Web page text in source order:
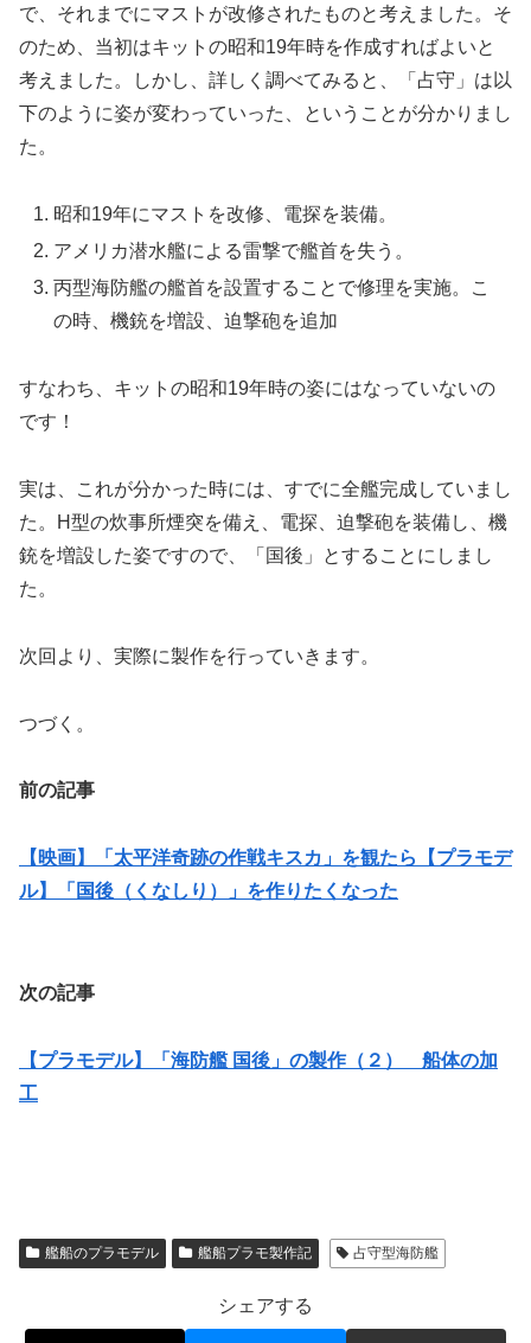
で、それまでにマストが改修されたものと考えました。そ
のため、当初はキットの昭和19年時を作成すればよいと
考えました。しかし、詳しく調べてみると、「占守」は以
下のように姿が変わっていった、ということが分かりまし
た。
昭和19年にマストを改修、電探を装備。
アメリカ潜水艦による雷撃で艦首を失う。
丙型海防艦の艦首を設置することで修理を実施。こ
の時、機銃を増設、迫撃砲を追加
すなわち、キットの昭和19年時の姿にはなっていないの
です！
実は、これが分かった時には、すでに全艦完成していまし
た。H型の炊事所煙突を備え、電探、迫撃砲を装備し、機
銃を増設した姿ですので、「国後」とすることにしまし
た。
次回より、実際に製作を行っていきます。
つづく。
前の記事
【映画】「太平洋奇跡の作戦キスカ」を観たら【プラモデ
ル】「国後（くなしり）」を作りたくなった
次の記事
【プラモデル】「海防艦 国後」の製作（２） 船体の加
工
艦船のプラモデル 艦船プラモ製作記 占守型海防艦
シェアする